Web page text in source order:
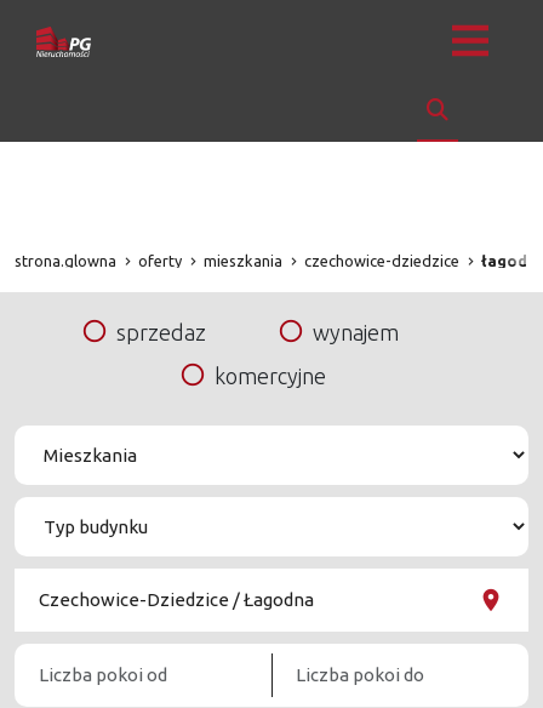
strona.glowna oferty mieszkania czechowice-dziedzice
sprzedaz
wynajem
komercyjne